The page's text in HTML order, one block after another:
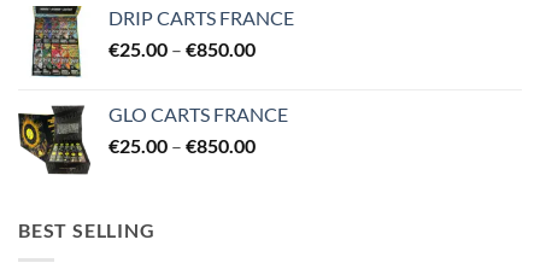
through
€850.00
DRIP CARTS FRANCE
€25.00 – €850.00Price
through
€850.00
GLO CARTS FRANCE
€25.00 – €850.00Price
BEST SELLING